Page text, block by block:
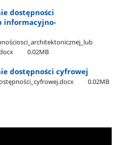
dostępności
informacyjno-
0.02MB
dostępności cyfrowej
0.02MB